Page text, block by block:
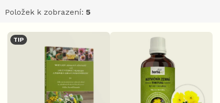
Položek k zobrazení: 5
TIP